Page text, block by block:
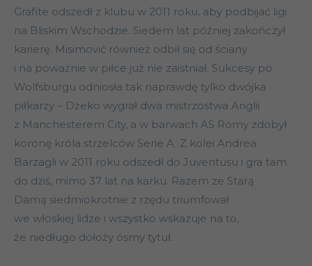
Grafite odszedł z klubu w 2011 roku, aby podbijać ligi
na Bliskim Wschodzie. Siedem lat później zakończył
karierę. Misimović również odbił się od ściany
i na poważnie w piłce już nie zaistniał. Sukcesy po
Wolfsburgu odniosła tak naprawdę tylko dwójka
piłkarzy – Dżeko wygrał dwa mistrzostwa Anglii
z Manchesterem City, a w barwach AS Romy zdobył
koronę króla strzelców Serie A. Z kolei Andrea
Barzagli w 2011 roku odszedł do Juventusu i gra tam
do dziś, mimo 37 lat na karku. Razem ze Starą
Damą siedmiokrotnie z rzędu triumfował
we włoskiej lidze i wszystko wskazuje na to,
że niedługo dołoży ósmy tytuł.